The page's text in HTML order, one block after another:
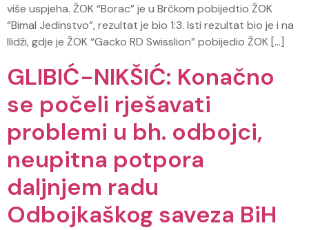
više uspjeha. ŽOK “Borac” je u Brčkom pobijedtio ŽOK
“Bimal Jedinstvo”, rezultat je bio 1:3. Isti rezultat bio je i na
Ilidži, gdje je ŽOK “Gacko RD Swisslion” pobijedio ŽOK […]
GLIBIĆ-NIKŠIĆ: Konačno
se počeli rješavati
problemi u bh. odbojci,
neupitna potpora
daljnjem radu
Odbojkaškog saveza BiH